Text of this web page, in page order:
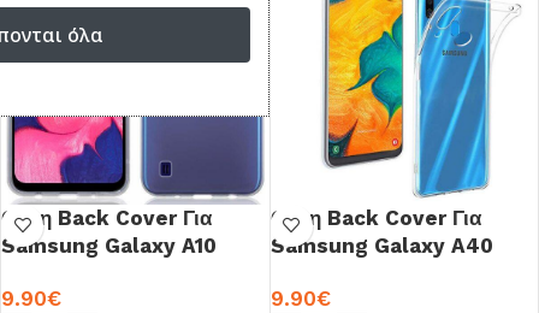
Θήκη Back Cover Για
Samsung Galaxy A10
9.90€
Θήκη Back Cover Για
Samsung Galaxy A40
9.90€
όλα